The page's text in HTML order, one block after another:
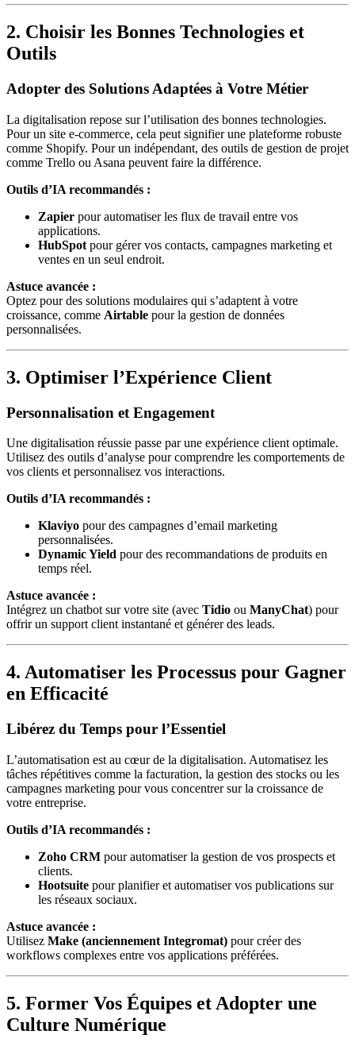
2. Choisir les Bonnes Technologies et
Outils
Adopter des Solutions Adaptées à Votre Métier
La digitalisation repose sur l’utilisation des bonnes technologies.
Pour un site e-commerce, cela peut signifier une plateforme robuste
comme Shopify. Pour un indépendant, des outils de gestion de projet
comme Trello ou Asana peuvent faire la différence.
Outils d’IA recommandés :
Zapier pour automatiser les flux de travail entre vos
applications.
HubSpot pour gérer vos contacts, campagnes marketing et
ventes en un seul endroit.
Astuce avancée :
Optez pour des solutions modulaires qui s’adaptent à votre
croissance, comme Airtable pour la gestion de données
personnalisées.
3. Optimiser l’Expérience Client
Personnalisation et Engagement
Une digitalisation réussie passe par une expérience client optimale.
Utilisez des outils d’analyse pour comprendre les comportements de
vos clients et personnalisez vos interactions.
Outils d’IA recommandés :
Klaviyo pour des campagnes d’email marketing
personnalisées.
Dynamic Yield pour des recommandations de produits en
temps réel.
Astuce avancée :
Intégrez un chatbot sur votre site (avec Tidio ou ManyChat) pour
offrir un support client instantané et générer des leads.
4. Automatiser les Processus pour Gagner
en Efficacité
Libérez du Temps pour l’Essentiel
L’automatisation est au cœur de la digitalisation. Automatisez les
tâches répétitives comme la facturation, la gestion des stocks ou les
campagnes marketing pour vous concentrer sur la croissance de
votre entreprise.
Outils d’IA recommandés :
Zoho CRM pour automatiser la gestion de vos prospects et
clients.
Hootsuite pour planifier et automatiser vos publications sur
les réseaux sociaux.
Astuce avancée :
Utilisez Make (anciennement Integromat) pour créer des
workflows complexes entre vos applications préférées.
5. Former Vos Équipes et Adopter une
Culture Numérique